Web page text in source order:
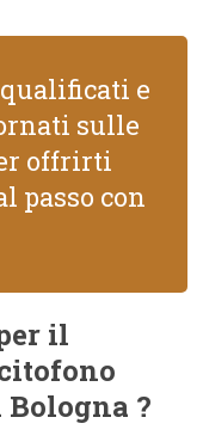
e
sulle
offrirti
passo con
il
?